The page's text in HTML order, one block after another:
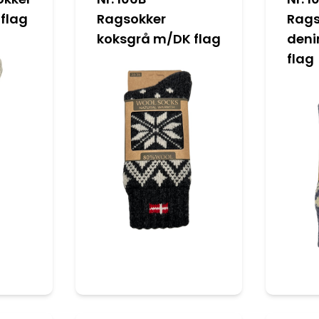
Ragsokker
koksgrå m/DK flag
flag